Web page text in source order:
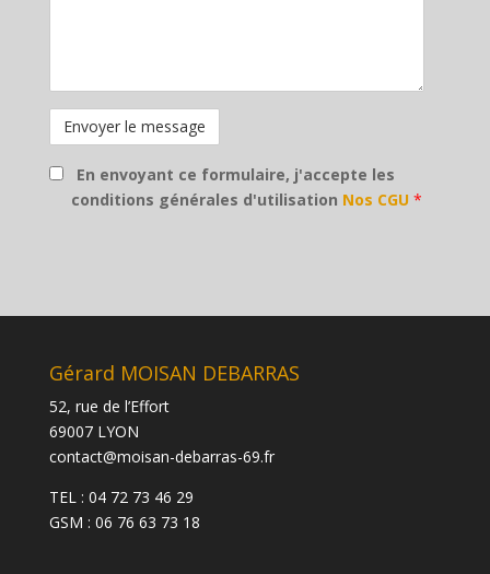
En envoyant ce formulaire, j'accepte les
conditions générales d'utilisation Nos CGU *
Gérard MOISAN DEBARRAS
52, rue de l’Effort
69007 LYON
contact@moisan-debarras-69.fr
TEL : 04 72 73 46 29
GSM : 06 76 63 73 18